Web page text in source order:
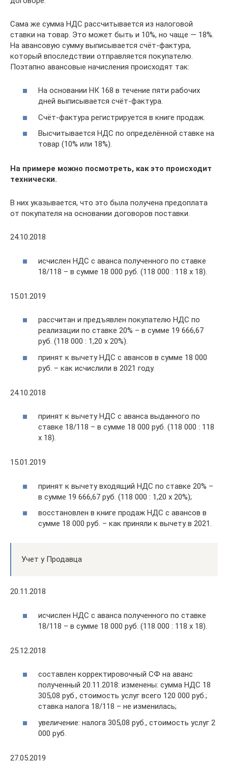
Сама же сумма НДС рассчитывается из налоговой
ставки на товар. Это может быть и 10%, но чаще — 18%.
На авансовую сумму выписывается счёт-фактура,
который впоследствии отправляется покупателю.
Поэтапно авансовые начисления происходят так:
На основании НК 168 в течение пяти рабочих
дней выписывается счёт-фактура.
Счёт-фактура регистрируется в книге продаж.
Высчитывается НДС по определённой ставке на
товар (10% или 18%).
На примере можно посмотреть, как это происходит
технически.
В них указывается, что это была получена предоплата
от покупателя на основании договоров поставки.
24.10.2018
исчислен НДС с аванса полученного по ставке
18/118 – в сумме 18 000 руб. (118 000 : 118 х 18).
15.01.2019
рассчитан и предъявлен покупателю НДС по
реализации по ставке 20% – в сумме 19 666,67
руб. (118 000 : 1,20 х 20%).
принят к вычету НДС с авансов в сумме 18 000
руб. – как исчислили в 2021 году.
24.10.2018
принят к вычету НДС с аванса выданного по
ставке 18/118 – в сумме 18 000 руб. (118 000 : 118
х 18).
15.01.2019
принят к вычету входящий НДС по ставке 20% –
в сумме 19 666,67 руб. (118 000 : 1,20 х 20%);
восстановлен в книге продаж НДС с авансов в
сумме 18 000 руб. – как приняли к вычету в 2021.
Учет у Продавца
20.11.2018
исчислен НДС с аванса полученного по ставке
18/118 – в сумме 18 000 руб. (118 000 : 118 х 18).
25.12.2018
составлен корректировочный СФ на аванс
полученный 20.11.2018: изменены: сумма НДС 18
305,08 руб., стоимость услуг всего 120 000 руб.;
ставка налога 18/118 – не изменилась;
увеличение: налога 305,08 руб., стоимость услуг 2
000 руб.
27.05.2019